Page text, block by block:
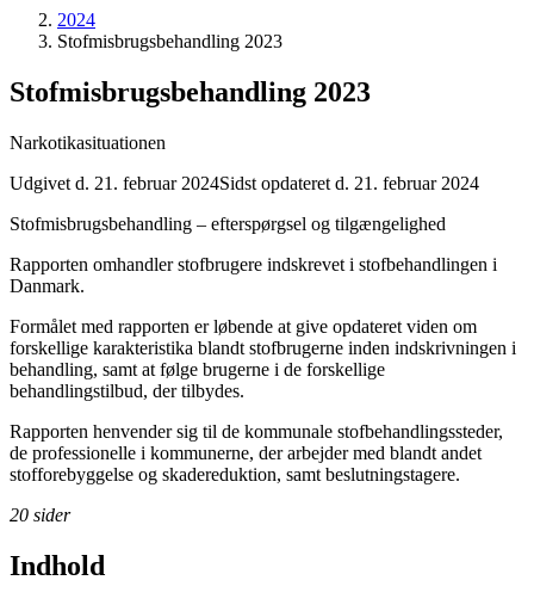
2024
Stofmisbrugsbehandling 2023
Stofmisbrugsbehandling 2023
Narkotikasituationen
Udgivet d. 21. februar 2024Sidst opdateret d. 21. februar 2024
Stofmisbrugsbehandling – efterspørgsel og tilgængelighed
Rapporten omhandler stofbrugere indskrevet i stofbehandlingen i
Danmark.
Formålet med rapporten er løbende at give opdateret viden om
forskellige karakteristika blandt stofbrugerne inden indskrivningen i
behandling, samt at følge brugerne i de forskellige
behandlingstilbud, der tilbydes.
Rapporten henvender sig til de kommunale stofbehandlingssteder,
de professionelle i kommunerne, der arbejder med blandt andet
stofforebyggelse og skadereduktion, samt beslutningstagere.
20 sider
Indhold